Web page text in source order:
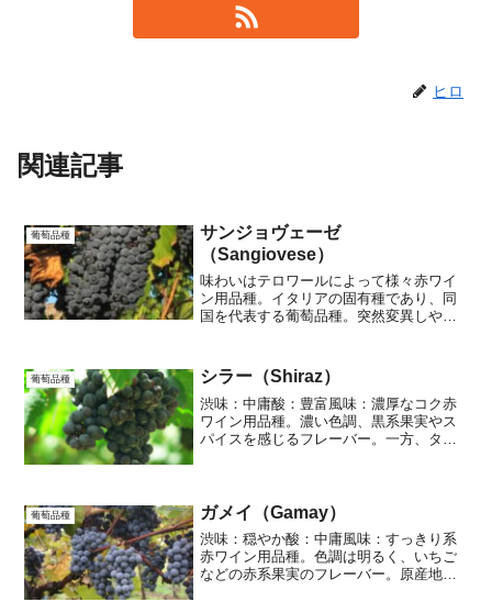
ヒロ
関連記事
葡萄品種
サンジョヴェーゼ
（Sangiovese）
味わいはテロワールによって様々赤ワイ
ン用品種。イタリアの固有種であり、同
国を代表する葡萄品種。突然変異しやす
ェーゼ・グロッソの系統と、サンジョヴ
ェーゼ・ピッコロの系統に分...
葡萄品種 シラー（Shiraz）
渋味：中庸酸：豊富風味：濃厚なコク赤
ワイン用品種。濃い色調、黒系果実やス
パイスを感じるフレーバー。一方、タン
チリなど、いわゆるニューワ...
葡萄品種 ガメイ（Gamay）
渋味：穏やか酸：中庸風味：すっきり系
赤ワイン用品種。色調は明るく、いちご
などの赤系果実のフレーバー。原産地は